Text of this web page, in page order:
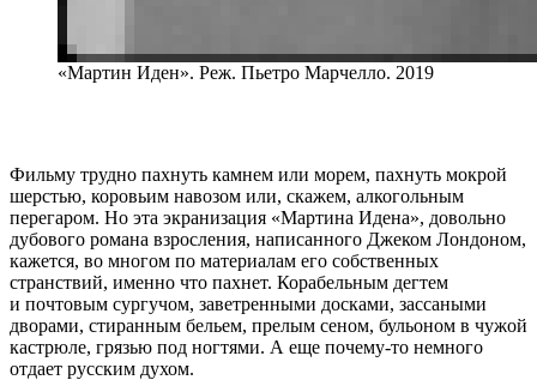
«Мартин Иден». Реж. Пьетро Марчелло. 2019
Фильму трудно пахнуть камнем или морем, пахнуть мокрой
шерстью, коровьим навозом или, скажем, алкогольным
перегаром. Но эта экранизация «Мартина Идена», довольно
дубового романа взросления, написанного Джеком Лондоном,
кажется, во многом по материалам его собственных
странствий, именно что пахнет. Корабельным дегтем
и почтовым сургучом, заветренными досками, зассаными
дворами, стиранным бельем, прелым сеном, бульоном в чужой
кастрюле, грязью под ногтями. А еще почему-то немного
отдает русским духом.